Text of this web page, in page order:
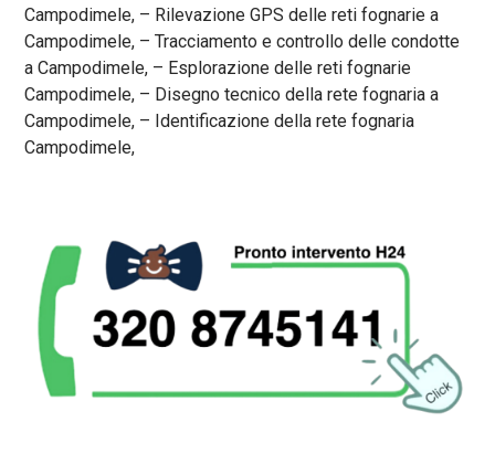
Campodimele, – Rilevazione GPS delle reti fognarie a
Campodimele, – Tracciamento e controllo delle condotte
a Campodimele, – Esplorazione delle reti fognarie
Campodimele, – Disegno tecnico della rete fognaria a
Campodimele, – Identificazione della rete fognaria
Campodimele,